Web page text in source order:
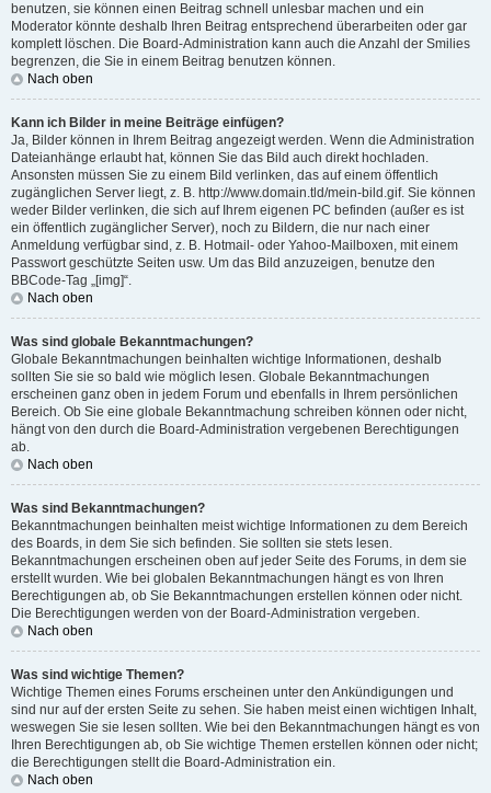
benutzen, sie können einen Beitrag schnell unlesbar machen und ein
Moderator könnte deshalb Ihren Beitrag entsprechend überarbeiten oder gar
komplett löschen. Die Board-Administration kann auch die Anzahl der Smilies
begrenzen, die Sie in einem Beitrag benutzen können.
Nach oben
Kann ich Bilder in meine Beiträge einfügen?
Ja, Bilder können in Ihrem Beitrag angezeigt werden. Wenn die Administration
Dateianhänge erlaubt hat, können Sie das Bild auch direkt hochladen.
Ansonsten müssen Sie zu einem Bild verlinken, das auf einem öffentlich
zugänglichen Server liegt, z. B. http://www.domain.tld/mein-bild.gif. Sie können
weder Bilder verlinken, die sich auf Ihrem eigenen PC befinden (außer es ist
ein öffentlich zugänglicher Server), noch zu Bildern, die nur nach einer
Anmeldung verfügbar sind, z. B. Hotmail- oder Yahoo-Mailboxen, mit einem
Passwort geschützte Seiten usw. Um das Bild anzuzeigen, benutze den
BBCode-Tag „[img]“.
Nach oben
Was sind globale Bekanntmachungen?
Globale Bekanntmachungen beinhalten wichtige Informationen, deshalb
sollten Sie sie so bald wie möglich lesen. Globale Bekanntmachungen
erscheinen ganz oben in jedem Forum und ebenfalls in Ihrem persönlichen
Bereich. Ob Sie eine globale Bekanntmachung schreiben können oder nicht,
hängt von den durch die Board-Administration vergebenen Berechtigungen
ab.
Nach oben
Was sind Bekanntmachungen?
Bekanntmachungen beinhalten meist wichtige Informationen zu dem Bereich
des Boards, in dem Sie sich befinden. Sie sollten sie stets lesen.
Bekanntmachungen erscheinen oben auf jeder Seite des Forums, in dem sie
erstellt wurden. Wie bei globalen Bekanntmachungen hängt es von Ihren
Berechtigungen ab, ob Sie Bekanntmachungen erstellen können oder nicht.
Die Berechtigungen werden von der Board-Administration vergeben.
Nach oben
Was sind wichtige Themen?
Wichtige Themen eines Forums erscheinen unter den Ankündigungen und
sind nur auf der ersten Seite zu sehen. Sie haben meist einen wichtigen Inhalt,
weswegen Sie sie lesen sollten. Wie bei den Bekanntmachungen hängt es von
Ihren Berechtigungen ab, ob Sie wichtige Themen erstellen können oder nicht;
die Berechtigungen stellt die Board-Administration ein.
Nach oben